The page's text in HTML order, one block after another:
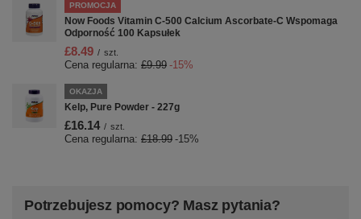
PROMOCJA
Now Foods Vitamin C-500 Calcium Ascorbate-C Wspomaga
Odporność 100 Kapsułek
£8.49 / szt.
Cena regularna: £9.99 -15%
OKAZJA
Kelp, Pure Powder - 227g
£16.14 / szt.
Cena regularna: £18.99 -15%
Potrzebujesz pomocy? Masz pytania?